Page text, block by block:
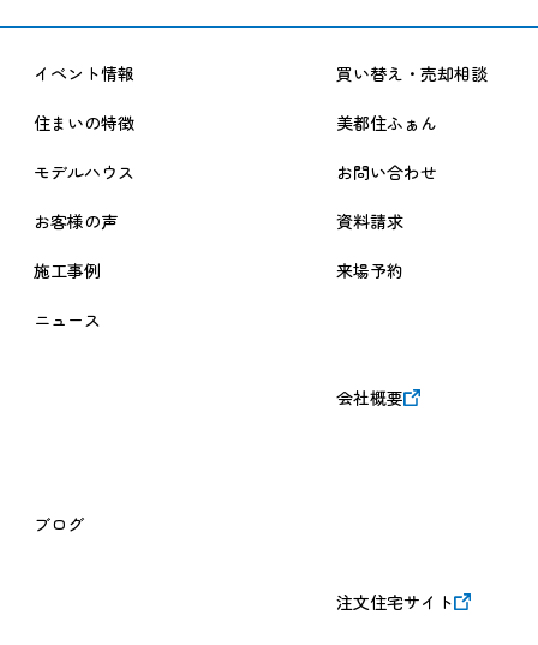
イベント情報
住まいの特徴
モデルハウス
お客様の声
施工事例
ニュース
ブログ
買い替え・売却相談
美都住ふぁん
お問い合わせ
資料請求
来場予約
会社概要
注文住宅サイト